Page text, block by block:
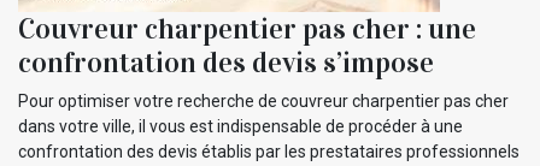
Couvreur charpentier pas cher : une
confrontation des devis s’impose
Pour optimiser votre recherche de couvreur charpentier pas cher
dans votre ville, il vous est indispensable de procéder à une
confrontation des devis établis par les prestataires professionnels